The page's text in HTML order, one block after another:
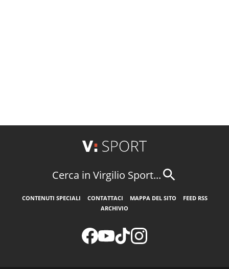
Cerca in Virgilio Sport...
CONTENUTI SPECIALI CONTATTACI MAPPA DEL SITO
FEED RSS
ARCHIVIO